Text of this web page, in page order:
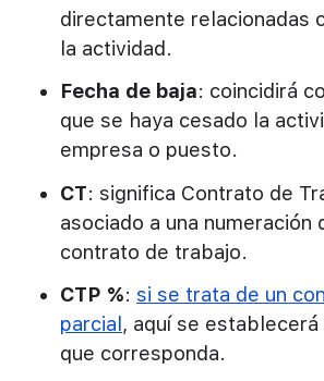
directamente relacionadas
la actividad.
Fecha de baja: coincidirá
que se haya cesado la
empresa o puesto.
CT: significa Contrato de
asociado a una numeración
contrato de trabajo.
CTP %: si se trata de un
parcial , aquí se
que corresponda.